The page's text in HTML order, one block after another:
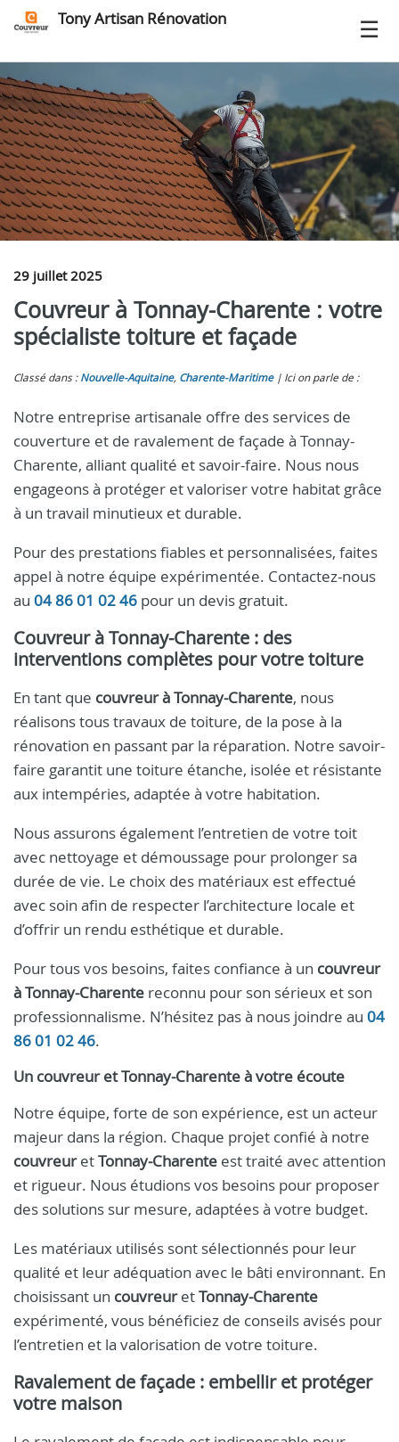
Tony Artisan Rénovation
29 juillet 2025
Couvreur à Tonnay-Charente : votre
spécialiste toiture et façade
Classé dans : Nouvelle-Aquitaine, Charente-Maritime Ici on parle de :
Notre entreprise artisanale offre des services de
couverture et de ravalement de façade à Tonnay-
Charente, alliant qualité et savoir-faire. Nous nous
engageons à protéger et valoriser votre habitat grâce
à un travail minutieux et durable.
Pour des prestations fiables et personnalisées, faites
appel à notre équipe expérimentée. Contactez-nous
au 04 86 01 02 46 pour un devis gratuit.
Couvreur à Tonnay-Charente : des
interventions complètes pour votre toiture
En tant que couvreur à Tonnay-Charente, nous
réalisons tous travaux de toiture, de la pose à la
rénovation en passant par la réparation. Notre savoir-
faire garantit une toiture étanche, isolée et résistante
aux intempéries, adaptée à votre habitation.
Nous assurons également l’entretien de votre toit
avec nettoyage et démoussage pour prolonger sa
durée de vie. Le choix des matériaux est effectué
avec soin afin de respecter l’architecture locale et
d’offrir un rendu esthétique et durable.
Pour tous vos besoins, faites confiance à un couvreur
à Tonnay-Charente reconnu pour son sérieux et son
professionnalisme. N’hésitez pas à nous joindre au 04
86 01 02 46.
Un couvreur et Tonnay-Charente à votre écoute
Notre équipe, forte de son expérience, est un acteur
majeur dans la région. Chaque projet confié à notre
couvreuretTonnay-Charente est traité avec attention
et rigueur. Nous étudions vos besoins pour proposer
des solutions sur mesure, adaptées à votre budget.
Les matériaux utilisés sont sélectionnés pour leur
qualité et leur adéquation avec le bâti environnant. En
choisissant un couvreuretTonnay-Charente
expérimenté, vous bénéficiez de conseils avisés pour
l’entretien et la valorisation de votre toiture.
Ravalement de façade : embellir et protéger
votre maison